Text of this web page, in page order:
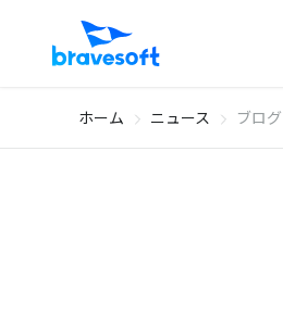
ホーム ニュース ブロ